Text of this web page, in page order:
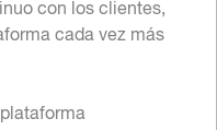
con los clientes,
cada vez más